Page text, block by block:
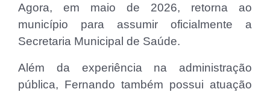
Agora, em maio de 2026, retorna ao
município para assumir oficialmente a
Secretaria Municipal de Saúde.
Além da experiência na administração
pública, Fernando também possui atuação